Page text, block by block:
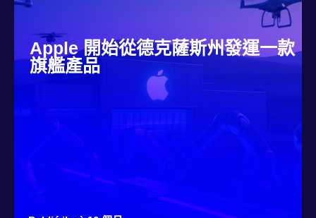
Apple 開始從德克薩斯州發運一款
旗艦產品